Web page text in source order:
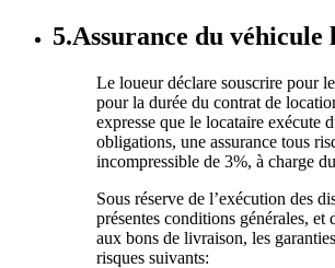
5.Assurance du véhicule
Le loueur déclare souscrire pour
pour la durée du contrat de
expresse que le locataire exécute
obligations, une assurance tous
incompressible de 3%, à charge
Sous réserve de l’exécution des
présentes conditions générales, et
aux bons de livraison, les
risques suivants: